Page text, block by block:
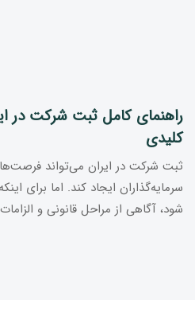
راهنمای کامل ثبت شرکت در
کلیدی
ثبت شرکت در ایران می‌تواند فرصت‌های
سرمایه‌گذاران ایجاد کند. اما برای
شود، آگاهی از مراحل قانونی و